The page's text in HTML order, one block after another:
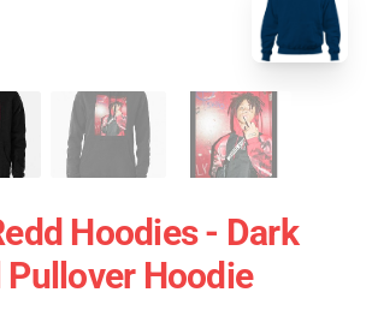
Hoodies - Dark
Pullover Hoodie